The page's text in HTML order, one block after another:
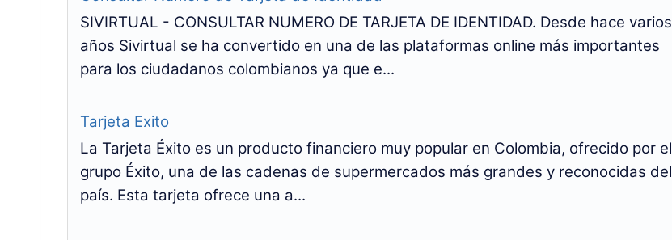
SIVIRTUAL - CONSULTAR NUMERO DE TARJETA DE IDENTIDAD. Desde hace varios
años Sivirtual se ha convertido en una de las plataformas online más importantes
para los ciudadanos colombianos ya que e...
Tarjeta Exito
La Tarjeta Éxito es un producto financiero muy popular en Colombia, ofrecido por el
grupo Éxito, una de las cadenas de supermercados más grandes y reconocidas del
país. Esta tarjeta ofrece una a...